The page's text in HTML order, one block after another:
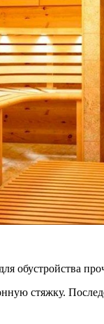
обустройства
стяжку.